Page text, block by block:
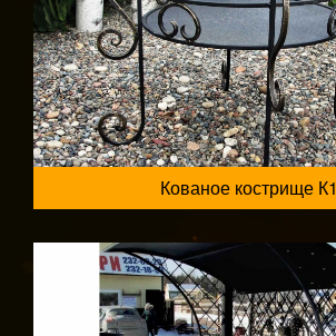
Кованое кострище К1